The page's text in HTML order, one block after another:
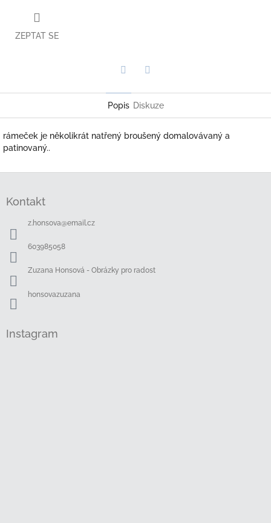
ZEPTAT SE
Popis Diskuze
rámeček je několikrát natřený broušený domalovávaný a
patinovaný..
Kontakt
z.honsova@email.cz
603985058
Zuzana Honsová - Obrázky pro radost
honsovazuzana
Instagram